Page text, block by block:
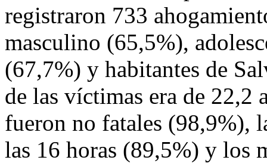
registraron 733
masculino (65,5%),
(67,7%) y habitantes de
de las víctimas era de 22,2
fueron no fatales (98,9%),
las 16 horas (89,5%) y los